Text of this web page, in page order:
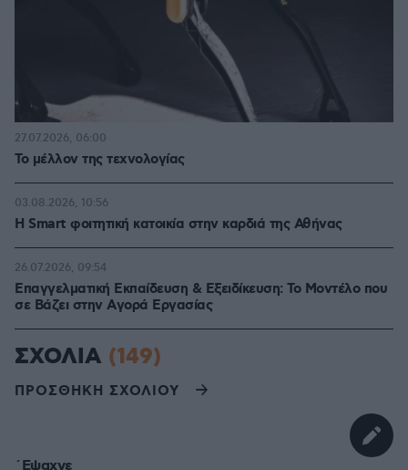
Το μέλλον της τεχνολογίας
27.07.2026, 06:00
Η Smart φοιτητική κατοικία στην καρδιά της Αθήνας
03.08.2026, 10:56
Επαγγελματική Εκπαίδευση & Εξειδίκευση: Το Mοντέλο που
σε Bάζει στην Aγορά Eργασίας
26.07.2026, 09:54
ΣΧΟΛΙΑ (149)
ΠΡΟΣΘΗΚΗ ΣΧΟΛΙΟΥ
´Εψαχνε